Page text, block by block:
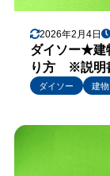
2026年2月4日
ダイソー★建
り方 ※説明
ダイソー 建